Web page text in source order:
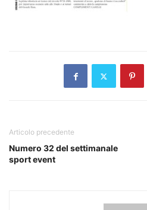
Articolo precedente
Numero 32 del settimanale
sport event